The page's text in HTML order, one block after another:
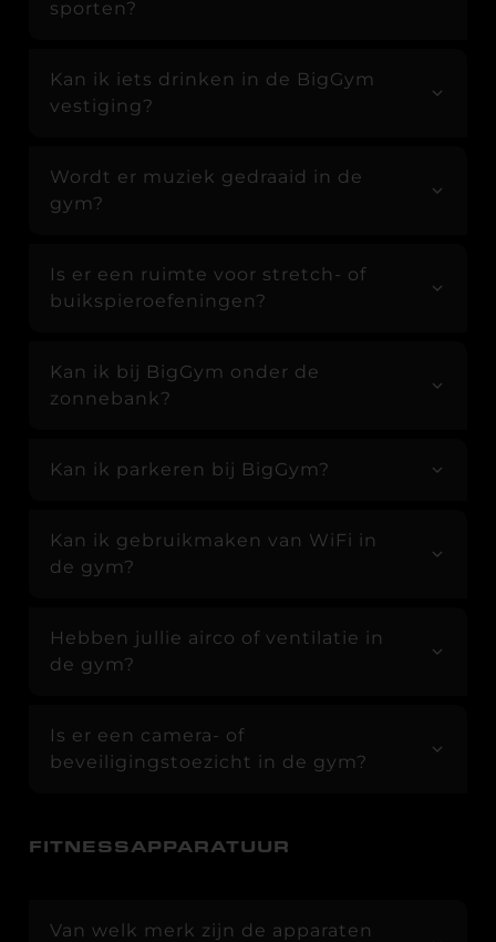
sporten?
Kan ik iets drinken in de BigGym
vestiging?
Wordt er muziek gedraaid in de
gym?
Is er een ruimte voor stretch- of
buikspieroefeningen?
Kan ik bij BigGym onder de
zonnebank?
Kan ik parkeren bij BigGym?
Kan ik gebruikmaken van WiFi in
de gym?
Hebben jullie airco of ventilatie in
de gym?
Is er een camera- of
beveiligingstoezicht in de gym?
FITNESSAPPARATUUR
Van welk merk zijn de apparaten